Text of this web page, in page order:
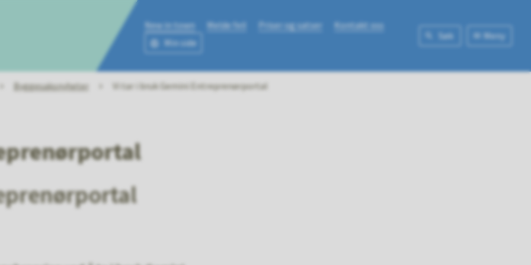
Meny
Søk
New in town Melde feil Priser og satser
Kontakt oss
Min side
Byggesaksnyheter Vi tar i bruk Gemini Entreprenørportal